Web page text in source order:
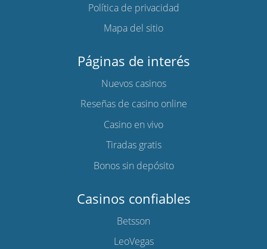
Política de privacidad
Mapa del sitio
Páginas de interés
Nuevos casinos
Reseñas de casino online
Casino en vivo
Tiradas gratis
Bonos sin depósito
Casinos confiables
Betsson
LeoVegas